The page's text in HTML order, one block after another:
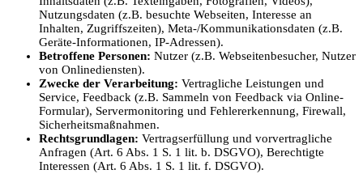
Nutzungsdaten (z.B. besuchte Webseiten, Interesse an
Inhalten, Zugriffszeiten), Meta-/Kommunikationsdaten (z.B.
Geräte-Informationen, IP-Adressen).
Betroffene Personen: Nutzer (z.B. Webseitenbesucher, Nutzer
von Onlinediensten).
Zwecke der Verarbeitung: Vertragliche Leistungen und
Service, Feedback (z.B. Sammeln von Feedback via Online-
Formular), Servermonitoring und Fehlererkennung, Firewall,
Sicherheitsmaßnahmen.
Rechtsgrundlagen: Vertragserfüllung und vorvertragliche
Anfragen (Art. 6 Abs. 1 S. 1 lit. b. DSGVO), Berechtigte
Interessen (Art. 6 Abs. 1 S. 1 lit. f. DSGVO).